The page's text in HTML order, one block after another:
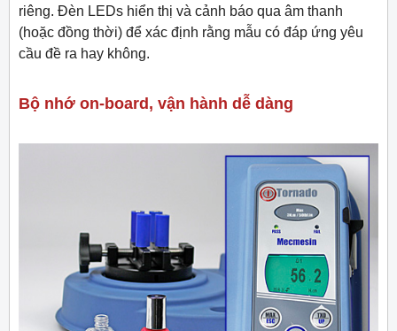
riêng. Đèn LEDs hiển thị và cảnh báo qua âm thanh
(hoặc đồng thời) để xác định rằng mẫu có đáp ứng yêu
cầu đề ra hay không.
Bộ nhớ on-board, vận hành dễ dàng